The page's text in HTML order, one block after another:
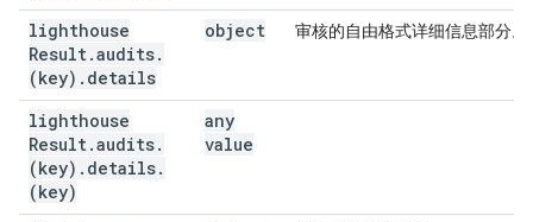
lighthouse
Result.audits.
(key) . details
object 审核的自由格式详细信息部分。
lighthouse
Result.audits.
(key) . details.
(key)
any
value